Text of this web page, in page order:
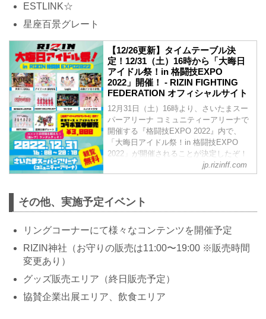
ESTLINK☆
星座百景グレート
【12/26更新】タイムテーブル決
定！12/31（土）16時から「大晦日
アイドル祭！in 格闘技EXPO
2022」開催！ - RIZIN FIGHTING
FEDERATION オフィシャルサイト
12月31日（土）16時より、さいたまスー
パーアリーナ コミュニティーアリーナで
開催する『格闘技EXPO 2022』内で、
「大晦日アイドル祭！in 格闘技EXPO
2022」が開催されることが決定したぞ！
この「大晦日アイドル祭！in 格闘技
EXPO 2022」は観覧無料！是非、格闘技
闘技EXPO 2022」を見に行こう！
大晦日アイドル祭！in 格闘技EXPO 2022
大晦日アイドル祭！in 格闘技EXPO 2022
概要...
jp.rizinff.com
その他、実施予定イベント
リングコーナーにて様々なコンテンツを開催予定
RIZIN神社（お守りの販売は11:00〜19:00 ※販売時間
変更あり）
グッズ販売エリア（終日販売予定）
協賛企業出展エリア、飲食エリア